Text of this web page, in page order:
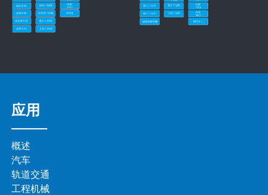
应用
概述
汽车
轨道交通
工程机械